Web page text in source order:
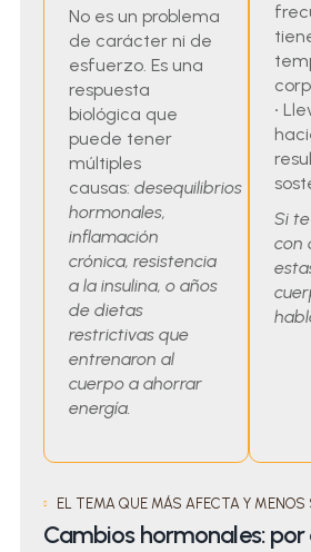
No es un problema
de carácter ni de
esfuerzo. Es una
respuesta
biológica que
puede tener
múltiples
causas: desequilibrios
hormonales,
inflamación
crónica, resistencia
a la insulina, o años
de dietas
restrictivas que
entrenaron al
cuerpo a ahorrar
energía.
·
Si
con
EL TEMA QUE MÁS AFECTA Y MENOS
Cambios hormonales: